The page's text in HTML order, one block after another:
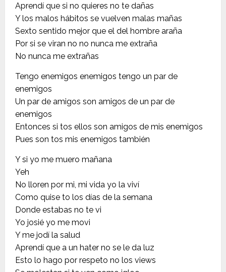
Aprendí que si no quieres no te dañas
Y los malos hábitos se vuelven malas mañas
Sexto sentido mejor que el del hombre araña
Por si se viran no no nunca me extraña
No nunca me extrañas
Tengo enemigos enemigos tengo un par de
enemigos
Un par de amigos son amigos de un par de
enemigos
Entonces si tos ellos son amigos de mis enemigos
Pues son tos mis enemigos también
Y si yo me muero mañana
Yeh
No lloren por mi, mi vida yo la viví
Como quise to los días de la semana
Donde estabas no te vi
Yo josié yo me movi
Y me jodí la salud
Aprendí que a un hater no se le da luz
Esto lo hago por respeto no los views